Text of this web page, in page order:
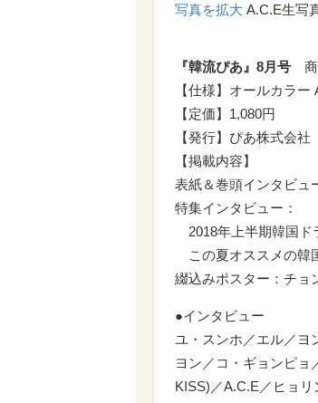
写真を拡大 A.C.E生写
『韓流ぴあ』8月号 商
【仕様】オールカラー
【定価】1,080円
【発行】ぴあ株式会社
【掲載内容】
表紙＆巻頭インタビュ
特集インタビュー：
2018年上半期韓国ド
この夏オススメの韓
綴込みポスター：チョ
●インタビュー
ユ・スンホ／エル／ヨ
ヨン／コ・ギョンピ
KISS)／A.C.E／ヒョリ